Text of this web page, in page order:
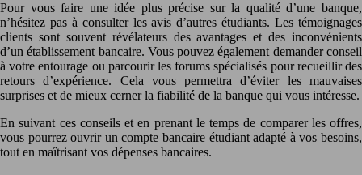
Pour vous faire une idée plus précise sur la qualité d’une banque,
n’hésitez pas à consulter les avis d’autres étudiants. Les témoignages
clients sont souvent révélateurs des avantages et des inconvénients
d’un établissement bancaire. Vous pouvez également demander conseil
à votre entourage ou parcourir les forums spécialisés pour recueillir des
retours d’expérience. Cela vous permettra d’éviter les mauvaises
surprises et de mieux cerner la fiabilité de la banque qui vous intéresse.
En suivant ces conseils et en prenant le temps de comparer les offres,
vous pourrez ouvrir un compte bancaire étudiant adapté à vos besoins,
tout en maîtrisant vos dépenses bancaires.